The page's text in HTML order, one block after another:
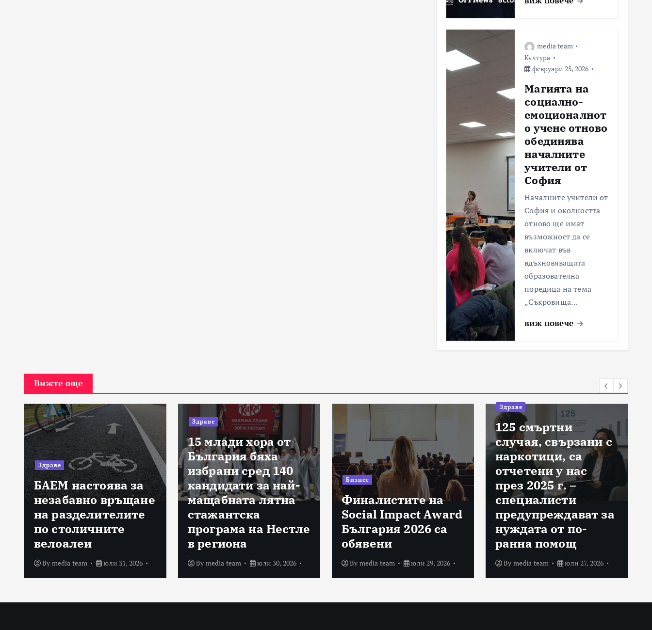
media team
Култура
февруари 25, 2026
Магията на
социално-
емоционалнот
о учене отново
обединява
началните
учители от
София
Началните учители от
София и околността
отново ще имат
възможност да се
включат във
вдъхновяващата
образователна
поредица на тема
„Съкровища…
виж повече
Вижте още
Здраве
БАЕМ настоява за
незабавно връщане
на разделителите
по столичните
велоалеи
By media team юли 31, 2026
Здраве
15 млади хора от
България бяха
избрани сред 140
кандидати за най-
мащабната лятна
стажантска
програма на Нестле
в региона
By media team юли 30, 2026
Бизнес
Финалистите на
Social Impact Award
България 2026 са
обявени
By media team юли 29, 2026
Здраве
125 смъртни
случая, свързани с
наркотици, са
отчетени у нас
през 2025 г. –
специалисти
предупреждават за
нуждата от по-
ранна помощ
By media team юли 27, 2026